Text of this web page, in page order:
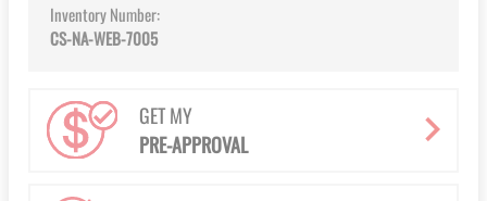
Inventory Number:
CS-NA-WEB-7005
GET MY
PRE-APPROVAL